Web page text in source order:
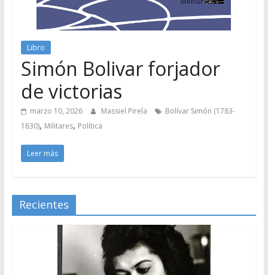
Libro
Simón Bolivar forjador
de victorias
marzo 10, 2026 Massiel Pirela
Bolívar Simón (1783-
1830), Militares, Política
Leer más
Recientes